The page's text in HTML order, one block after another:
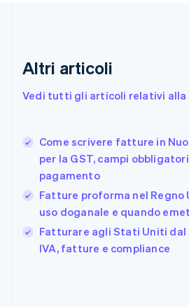
Altri articoli
Vedi tutti gli articoli relativi
Come scrivere fatture in
per la GST, campi
pagamento
Fatture proforma nel Regno
uso doganale e quando
Fatturare agli Stati Uniti dal
IVA, fatture e compliance
EnglishSvenska
FrançaisEnglish
Giappone
日本語 English
Gibilterra
English
Grecia
English
India
Irlanda